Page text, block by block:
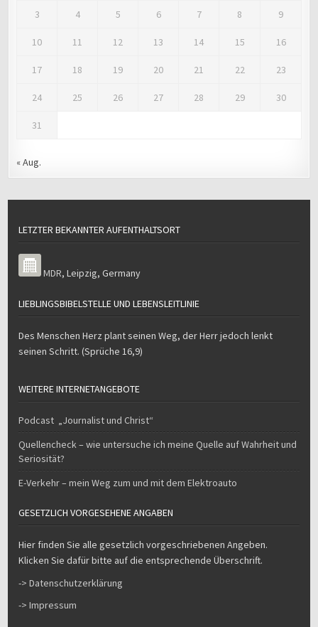
3 4 5 6 7 8 9
10 11 12 13 14 15 16
17 18 19 20 21 22 23
24 25 26 27 28 29 30
31
« Aug.
LETZTER BEKANNTER AUFENTHALTSORT
MDR,Leipzig,Germany
LIEBLINGSBIBELSTELLE UND LEBENSLEITLINIE
Des Menschen Herz plant seinen Weg, der Herr jedoch lenkt
seinen Schritt. (Sprüche 16,9)
WEITERE INTERNETANGEBOTE
Podcast „Journalist und Christ“
Quellencheck – wie untersuche ich meine Quelle auf Wahrheit und
Seriosität?
E-Verkehr – mein Weg zum und mit dem Elektroauto
GESETZLICH VORGESEHENE ANGABEN
Hier finden Sie alle gesetzlich vorgeschriebenen Angeben.
Klicken Sie dafür bitte auf die entsprechende Überschrift.
-> Datenschutzerklärung
-> Impressum